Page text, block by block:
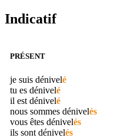
Indicatif
PRÉSENT
je suis dénivelé
tu es dénivelé
il est dénivelé
nous sommes dénivelés
vous êtes dénivelés
ils sont dénivelés